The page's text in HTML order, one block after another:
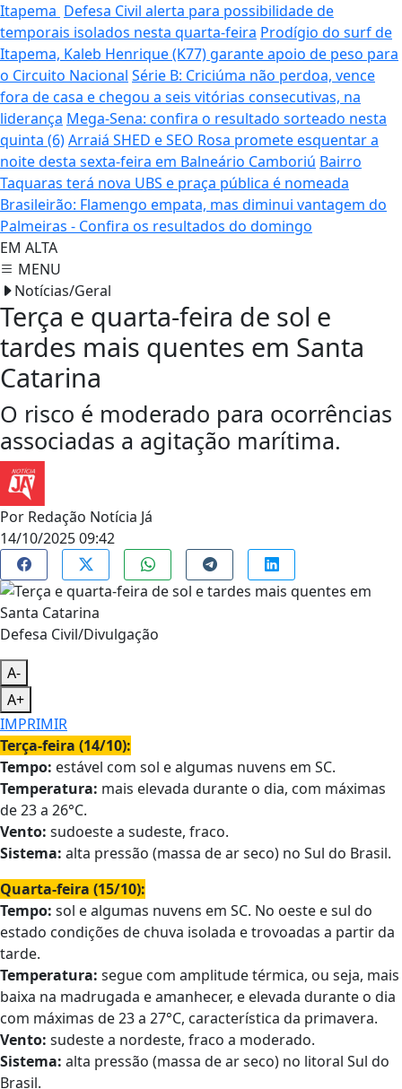
Itapema Defesa Civil alerta para possibilidade de
temporais isolados nesta quarta-feira Prodígio do surf de
Itapema, Kaleb Henrique (K77) garante apoio de peso para
o Circuito Nacional Série B: Criciúma não perdoa, vence
fora de casa e chegou a seis vitórias consecutivas, na
liderança Mega-Sena: confira o resultado sorteado nesta
quinta (6)Arraiá SHED e SEO Rosa promete esquentar a
noite desta sexta-feira em Balneário Camboriú Bairro
Taquaras terá nova UBS e praça pública é nomeada
Brasileirão: Flamengo empata, mas diminui vantagem do
Palmeiras - Confira os resultados do domingo
EM ALTA
MENU
Notícias/Geral
Terça e quarta-feira de sol e
tardes mais quentes em Santa
Catarina
O risco é moderado para ocorrências
associadas a agitação marítima.
Por Redação Notícia Já
14/10/2025 09:42
Defesa Civil/Divulgação
A-
A+
IMPRIMIR
Terça-feira (14/10):
Tempo: estável com sol e algumas nuvens em SC.
Temperatura: mais elevada durante o dia, com máximas
de 23 a 26°C.
Vento: sudoeste a sudeste, fraco.
Sistema: alta pressão (massa de ar seco) no Sul do Brasil.
Quarta-feira (15/10):
Tempo: sol e algumas nuvens em SC. No oeste e sul do
estado condições de chuva isolada e trovoadas a partir da
tarde.
Temperatura: segue com amplitude térmica, ou seja, mais
baixa na madrugada e amanhecer, e elevada durante o dia
com máximas de 23 a 27°C, característica da primavera.
Vento: sudeste a nordeste, fraco a moderado.
Sistema: alta pressão (massa de ar seco) no litoral Sul do
Brasil.